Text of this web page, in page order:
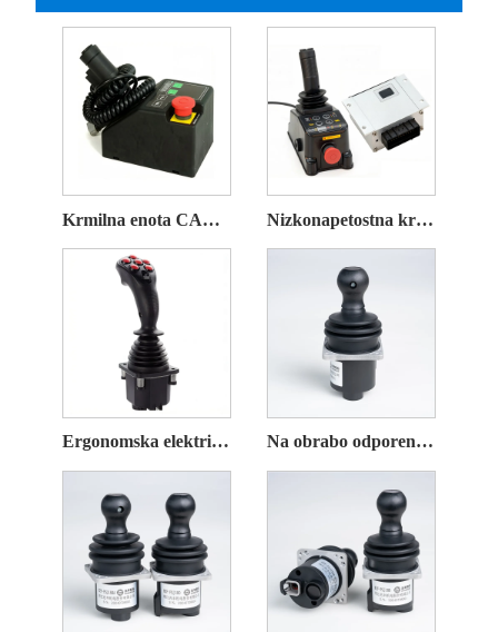
Krmilna enota CAN Bus WP Nizkonapetostna krmilna enota za industrijska vozila
Ergonomska električna krmilna ročica Na obrabo odporen električni krmilni ročaj